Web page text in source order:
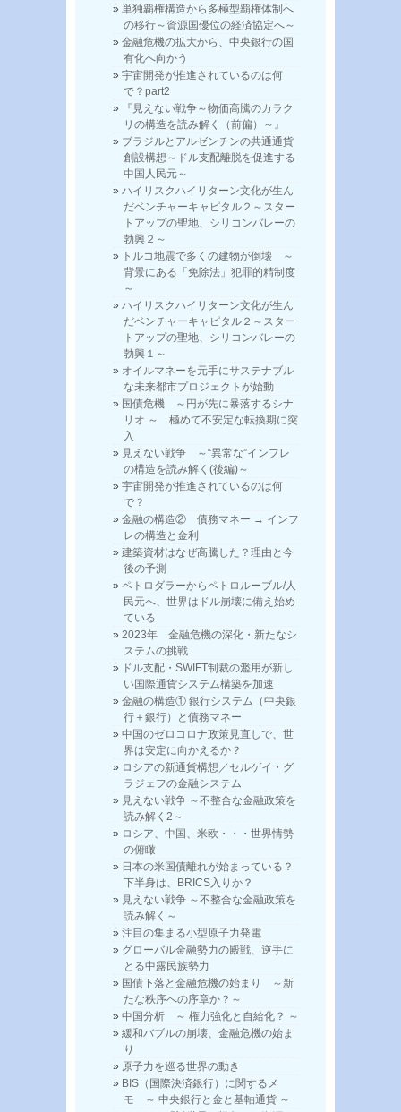
単独覇権構造から多極型覇権体制へ
の移行～資源国優位の経済協定へ～
金融危機の拡大から、中央銀行の国
有化へ向かう
宇宙開発が推進されているのは何
で？part2
『見えない戦争～物価高騰のカラク
リの構造を読み解く（前偏）～』
ブラジルとアルゼンチンの共通通貨
創設構想～ドル支配離脱を促進する
中国人民元～
ハイリスクハイリターン文化が生ん
だベンチャーキャピタル２～スター
トアップの聖地、シリコンバレーの
勃興２～
トルコ地震で多くの建物が倒壊 ～
背景にある「免除法」犯罪的精制度
～
ハイリスクハイリターン文化が生ん
だベンチャーキャピタル２～スター
トアップの聖地、シリコンバレーの
勃興１～
オイルマネーを元手にサステナブル
な未来都市プロジェクトが始動
国債危機 ～円が先に暴落するシナ
リオ ～ 極めて不安定な転換期に突
入
見えない戦争 ～“異常な”インフレ
の構造を読み解く(後編)～
宇宙開発が推進されているのは何
で？
金融の構造② 債務マネー → インフ
レの構造と金利
建築資材はなぜ高騰した？理由と今
後の予測
ペトロダラーからペトロルーブル/人
民元へ、世界はドル崩壊に備え始め
ている
2023年 金融危機の深化・新たなシ
ステムの挑戦
ドル支配・SWIFT制裁の濫用が新し
い国際通貨システム構築を加速
金融の構造① 銀行システム（中央銀
行＋銀行）と債務マネー
中国のゼロコロナ政策見直しで、世
界は安定に向かえるか？
ロシアの新通貨構想／セルゲイ・グ
ラジェフの金融システム
見えない戦争 ～不整合な金融政策を
読み解く2～
ロシア、中国、米欧・・・世界情勢
の俯瞰
日本の米国債離れが始まっている？
下半身は、BRICS入りか？
見えない戦争 ～不整合な金融政策を
読み解く～
注目の集まる小型原子力発電
グローバル金融勢力の殿戦、逆手に
とる中露民族勢力
国債下落と金融危機の始まり ～新
たな秩序への序章か？～
中国分析 ～ 権力強化と自給化？ ～
緩和バブルの崩壊、金融危機の始ま
り
原子力を巡る世界の動き
BIS（国際決済銀行）に関するメ
モ ～ 中央銀行と金と基軸通貨 ～